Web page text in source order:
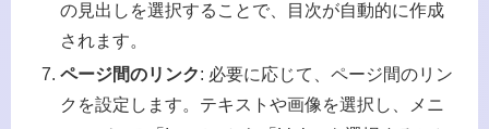
の見出しを選択することで、目次が自動的に作成
されます。
ページ間のリンク: 必要に応じて、ページ間のリン
クを設定します。テキストや画像を選択し、メニ